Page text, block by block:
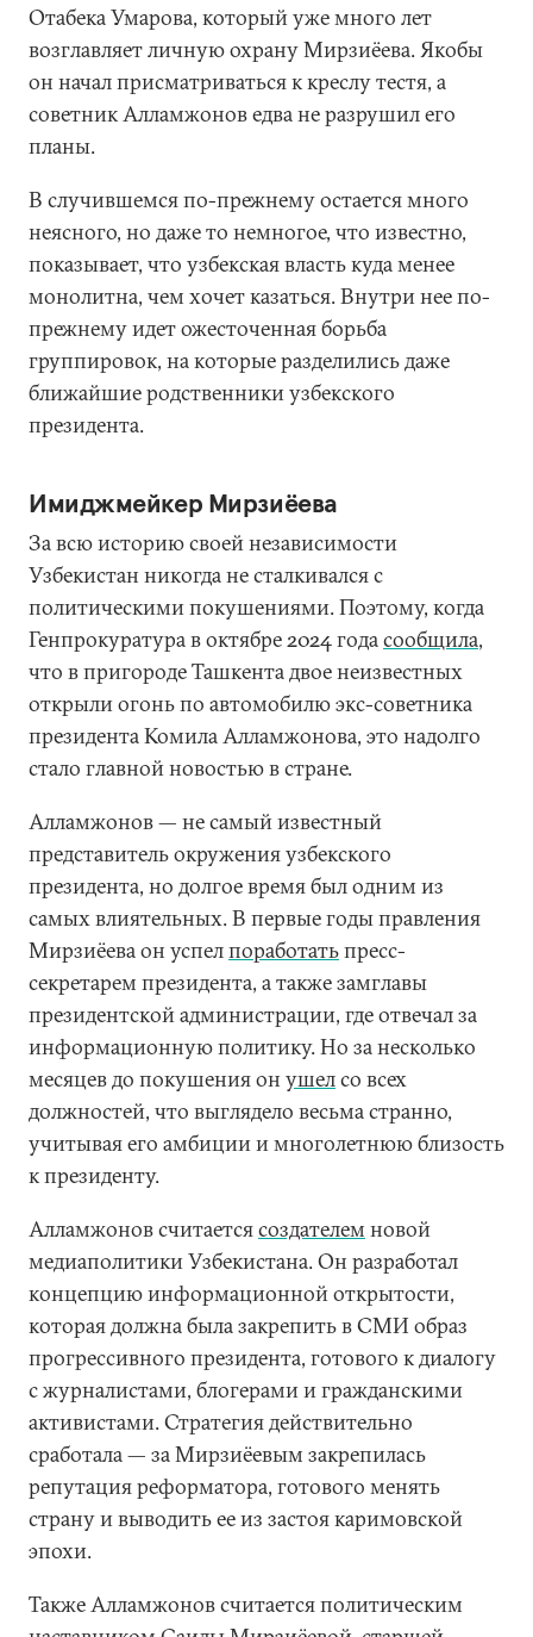
Отабека Умарова, который уже много лет
возглавляет личную охрану Мирзиёева. Якобы
он начал присматриваться к креслу тестя, а
советник Алламжонов едва не разрушил его
планы.
В случившемся по-прежнему остается много
неясного, но даже то немногое, что известно,
показывает, что узбекская власть куда менее
монолитна, чем хочет казаться. Внутри нее по-
прежнему идет ожесточенная борьба
группировок, на которые разделились даже
ближайшие родственники узбекского
президента.
Имиджмейкер Мирзиёева
За всю историю своей независимости
Узбекистан никогда не сталкивался с
политическими покушениями. Поэтому, когда
Генпрокуратура в октябре 2024 годасообщила,
что в пригороде Ташкента двое неизвестных
открыли огонь по автомобилю экс-советника
президента Комила Алламжонова, это надолго
стало главной новостью в стране.
Алламжонов — не самый известный
представитель окружения узбекского
президента, но долгое время был одним из
самых влиятельных. В первые годы правления
Мирзиёева он успелпоработатьпресс-
секретарем президента, а также замглавы
президентской администрации, где отвечал за
информационную политику. Но за несколько
месяцев до покушения он ушелсо всех
должностей, что выглядело весьма странно,
учитывая его амбиции и многолетнюю близость
к президенту.
Алламжонов считаетсясоздателем новой
медиаполитики Узбекистана. Он разработал
концепцию информационной открытости,
которая должна была закрепить в СМИ образ
прогрессивного президента, готового к диалогу
с журналистами, блогерами и гражданскими
активистами. Стратегия действительно
сработала — за Мирзиёевым закрепилась
репутация реформатора, готового менять
страну и выводить ее из застоя каримовской
эпохи.
Также Алламжонов считается политическим